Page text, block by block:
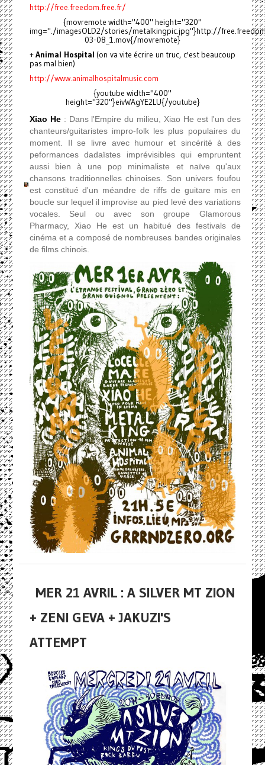
http://free.freedom.free.fr/
{movremote width="400" height="320"
img="./imagesOLD2/stories/metalkingpic.jpg"}http://
03-08_1.mov{/movremote}
+Animal Hospital (on va vite écrire un truc, c'est beaucoup
pas mal bien)
http://www.animalhospitalmusic.com
{youtube width="400"
height="320"}eivWAgYE2LU{/youtube}
Xiao He: Dans l'Empire du milieu, Xiao He est l'un des
chanteurs/guitaristes impro-folk les plus populaires du
moment. Il se livre avec humour et sincérité à des
peformances dadaïstes imprévisibles qui empruntent
aussi bien à une pop minimaliste et naïve qu'aux
chansons traditionnelles chinoises. Son univers foufou
est constitué d'un méandre de riffs de guitare mis en
boucle sur lequel il improvise au pied levé des variations
vocales. Seul ou avec son groupe Glamorous
Pharmacy, Xiao He est un habitué des festivals de
cinéma et a composé de nombreuses bandes originales
de films chinois.
MER 21 AVRIL : A SILVER MT ZION
+ ZENI GEVA + JAKUZI'S
ATTEMPT